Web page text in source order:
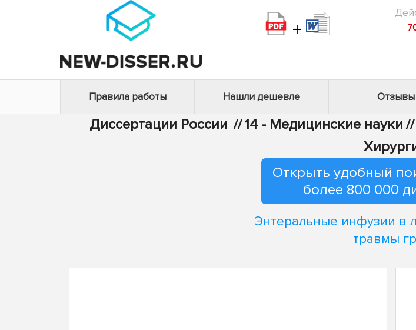
+
Правила работы Нашли дешевле Отзывы
Диссертации России //14 - Медицинские науки //
Открыть удобный
более 800 000
Энтеральные инфузии в
травмы